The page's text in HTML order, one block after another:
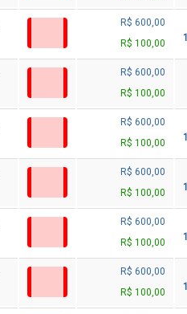
R$ 600,00
R$ 100,00
R$ 600,00
R$ 100,00
R$ 600,00
R$ 100,00
R$ 600,00
R$ 100,00
R$ 600,00
R$ 100,00
R$ 600,00
R$ 100,00